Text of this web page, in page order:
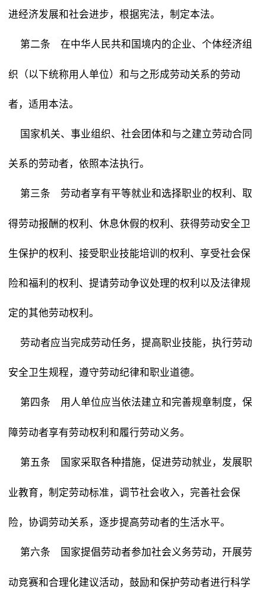
进经济发展和社会进步，根据宪法，制定本法。
第二条 在中华人民共和国境内的企业、个体经济组
织（以下统称用人单位）和与之形成劳动关系的劳动
者，适用本法。
国家机关、事业组织、社会团体和与之建立劳动合同
关系的劳动者，依照本法执行。
第三条 劳动者享有平等就业和选择职业的权利、取
得劳动报酬的权利、休息休假的权利、获得劳动安全卫
生保护的权利、接受职业技能培训的权利、享受社会保
险和福利的权利、提请劳动争议处理的权利以及法律规
定的其他劳动权利。
劳动者应当完成劳动任务，提高职业技能，执行劳动
安全卫生规程，遵守劳动纪律和职业道德。
第四条 用人单位应当依法建立和完善规章制度，保
障劳动者享有劳动权利和履行劳动义务。
第五条 国家采取各种措施，促进劳动就业，发展职
业教育，制定劳动标准，调节社会收入，完善社会保
险，协调劳动关系，逐步提高劳动者的生活水平。
第六条 国家提倡劳动者参加社会义务劳动，开展劳
动竞赛和合理化建议活动，鼓励和保护劳动者进行科学